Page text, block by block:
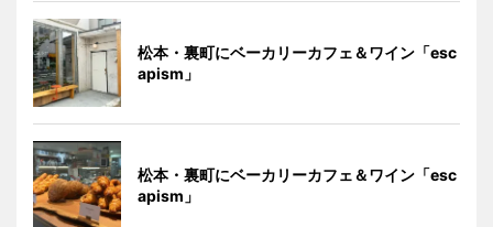
松本・裏町にベーカリーカフェ＆ワイン「esc
apism」
松本・裏町にベーカリーカフェ＆ワイン「esc
apism」